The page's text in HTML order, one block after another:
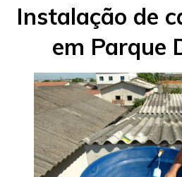
Instalação de
em Parque